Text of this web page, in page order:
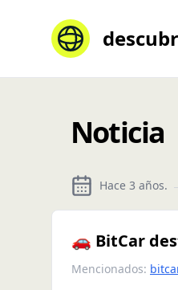
Noticia
Hace 3 años.
🚗 BitCar
Mencionados: